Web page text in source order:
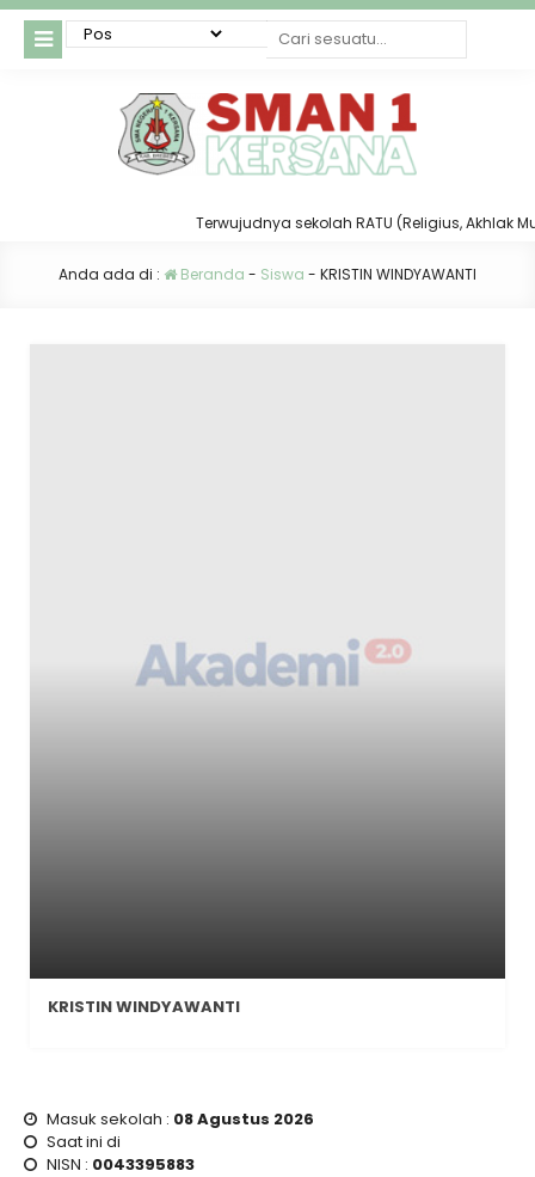
Terwujudnya sekolah RATU (Religius, Akhlak
Anda ada di : Beranda - Siswa - KRISTIN WINDYAWANTI
KRISTIN WINDYAWANTI
Masuk sekolah : 08 Agustus 2026
Saat ini di
NISN : 0043395883